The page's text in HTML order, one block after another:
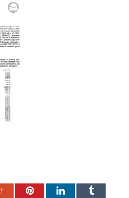
Google+PinterestLinkedInTumblr